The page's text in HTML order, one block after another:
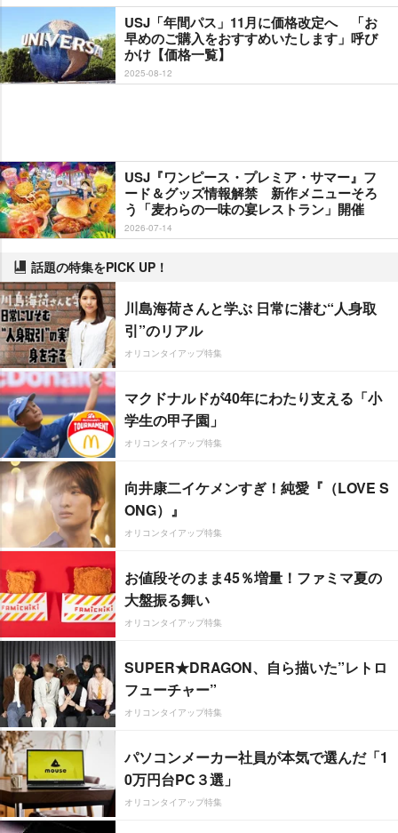
USJ「年間パス」11月に価格改定へ 「お
早めのご購入をおすすめいたします」呼び
かけ【価格一覧】
2025-08-12
USJ『ワンピース・プレミア・サマー』フ
ード＆グッズ情報解禁 新作メニューそろ
う「麦わらの一味の宴レストラン」開催
2026-07-14
話題の特集をPICK UP！
川島海荷さんと学ぶ 日常に潜む“人身取
引”のリアル
オリコンタイアップ特集
マクドナルドが40年にわたり支える「小
学生の甲子園」
オリコンタイアップ特集
向井康二イケメンすぎ！純愛『（LOVE S
ONG）』
オリコンタイアップ特集
お値段そのまま45％増量！ファミマ夏の
大盤振る舞い
オリコンタイアップ特集
SUPER★DRAGON、自ら描いた”レトロ
フューチャー”
オリコンタイアップ特集
パソコンメーカー社員が本気で選んだ「1
0万円台PC３選」
オリコンタイアップ特集